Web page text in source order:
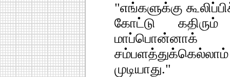
"எங்களுக்கு
கோட்டு
முடியாது."